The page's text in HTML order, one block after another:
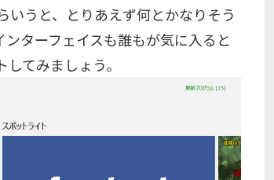
いうと、とりあえず何とかなりそう
ターフェイスも誰もが気に入ると
てみましょう。